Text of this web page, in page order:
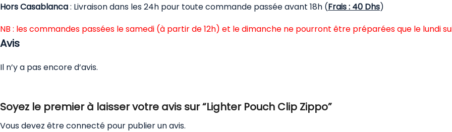
Hors Casablanca: Livraison dans les 24h pour toute commande passée avant 18h (Frais : 40 Dhs)
NB : les commandes passées le samedi (à partir de 12h) et le dimanche ne pourront être préparées que le lundi
Avis
Il n’y a pas encore d’avis.
Soyez le premier à laisser votre avis sur “Lighter Pouch Clip Zippo”
Vous devez êtreconnecté pour publier un avis.